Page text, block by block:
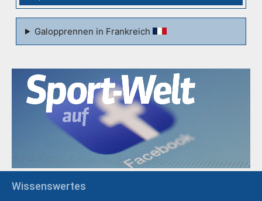
Galopprennen in Frankreich
Wissenswertes